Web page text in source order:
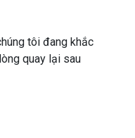
tôi đang khắc
quay lại sau